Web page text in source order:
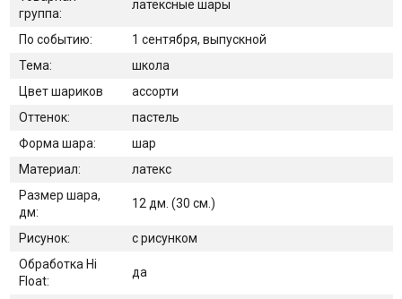
группа:
латексные шары
По событию:
1 сентября, выпускной
Тема:
школа
Цвет шариков
ассорти
Оттенок:
пастель
Форма шара:
шар
Материал:
латекс
Размер шара,
дм:
12 дм. (30 см.)
Рисунок:
с рисунком
Обработка Hi
Float:
да